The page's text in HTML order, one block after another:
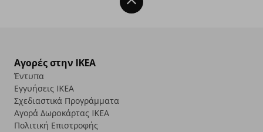
Back To Top
Αγορές στην IKEA
Έντυπα
Εγγυήσεις IKEA
Σχεδιαστικά Προγράμματα
Αγορά Δωρoκάρτας IKEA
Πολιτική Επιστροφής